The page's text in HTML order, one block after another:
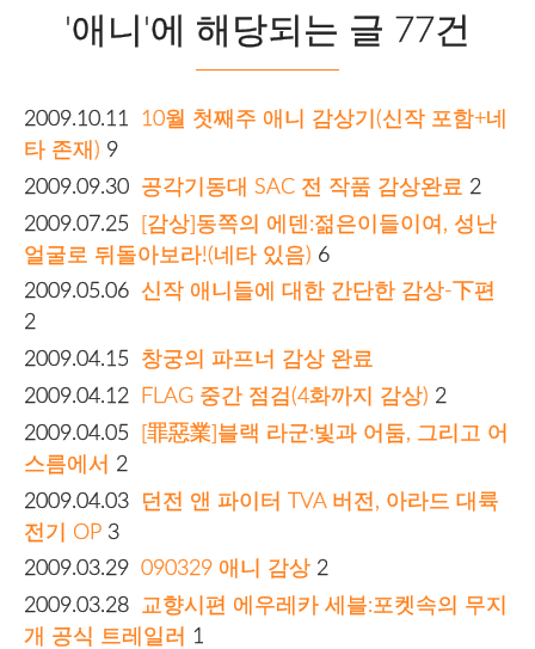
'애니'에 해당되는 글 77건
2009.10.11
10월 첫째주 애니 감상기(신작 포함+네
타 존재) 9
2009.09.30
공각기동대 SAC 전 작품 감상완료 2
2009.07.25
[감상]동쪽의 에덴:젊은이들이여, 성난
얼굴로 뒤돌아보라!(네타 있음) 6
2009.05.06 신작 애니들에 대한 간단한 감상-下편
2
2009.04.15
창궁의 파프너 감상 완료
2009.04.12
FLAG 중간 점검(4화까지 감상) 2
2009.04.05
[罪惡業]블랙 라군:빛과 어둠, 그리고 어
스름에서 2
2009.04.03
던전 앤 파이터 TVA 버전, 아라드 대륙
전기 OP 3
2009.03.29 090329 애니 감상 2
2009.03.28
교향시편 에우레카 세블:포켓속의 무지
개 공식 트레일러 1